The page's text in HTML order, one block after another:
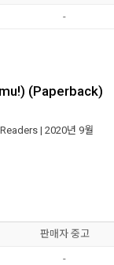
-
(Paperback)
| 2020년 9월
판매자 중고
-